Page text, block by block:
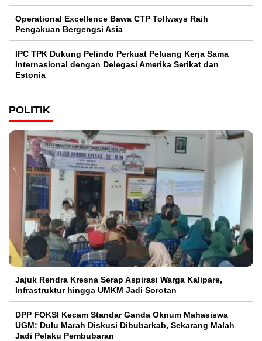
Operational Excellence Bawa CTP Tollways Raih
Pengakuan Bergengsi Asia
IPC TPK Dukung Pelindo Perkuat Peluang Kerja Sama
Internasional dengan Delegasi Amerika Serikat dan
Estonia
POLITIK
Jajuk Rendra Kresna Serap Aspirasi Warga Kalipare,
Infrastruktur hingga UMKM Jadi Sorotan
DPP FOKSI Kecam Standar Ganda Oknum Mahasiswa
UGM: Dulu Marah Diskusi Dibubarkab, Sekarang Malah
Jadi Pelaku Pembubaran